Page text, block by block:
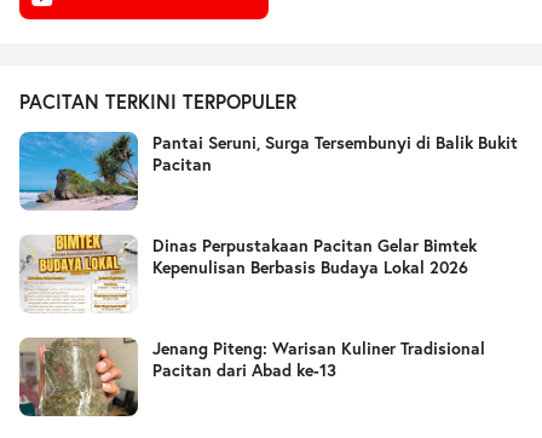
PACITAN TERKINI TERPOPULER
Pantai Seruni, Surga Tersembunyi di Balik Bukit
Pacitan
Dinas Perpustakaan Pacitan Gelar Bimtek
Kepenulisan Berbasis Budaya Lokal 2026
Jenang Piteng: Warisan Kuliner Tradisional
Pacitan dari Abad ke-13